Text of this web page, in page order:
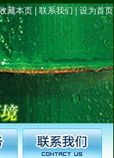
藏本页| 联系我们 设为首页